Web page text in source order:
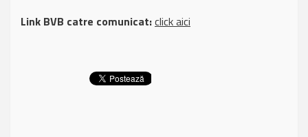
Link BVB catre comunicat:click aici